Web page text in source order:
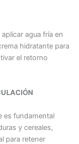
agua fría en
hidratante para
el retorno
es fundamental
y cereales,
para retener